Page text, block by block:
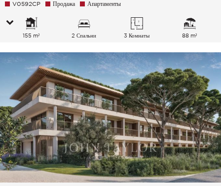
V0592CP Продажа Апартаменты
155 m² 2 Спальни 3 Комнаты 88 m²